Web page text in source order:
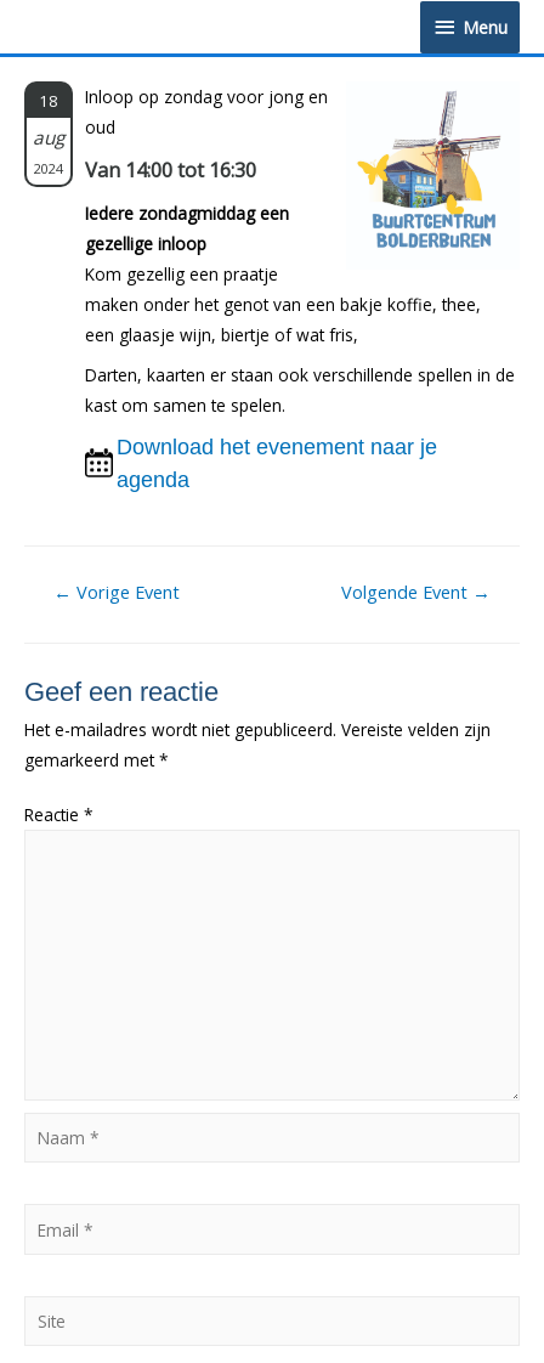
Menu
Menu
18
aug
2024
Inloop op zondag voor jong en
oud
Van 14:00 tot 16:30
Iedere zondagmiddag een
gezellige inloop
Kom gezellig een praatje
maken onder het genot van een bakje koffie, thee,
een glaasje wijn, biertje of wat fris,
Darten, kaarten er staan ook verschillende spellen in de
kast om samen te spelen.
Download het evenement naar je
agenda
Berichtnavigatie
← Vorige Event Volgende Event →
Geef een reactie
Het e-mailadres wordt niet gepubliceerd. Vereiste velden zijn
gemarkeerd met*
Reactie *
Naam